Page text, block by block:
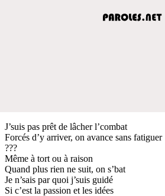
J’suis pas prêt de lâcher l’combat
Forcés d’y arriver, on avance sans fatiguer
???
Même à tort ou à raison
Quand plus rien ne suit, on s’bat
Je n’sais par quoi j’suis guidé
Si c’est la passion et les idées